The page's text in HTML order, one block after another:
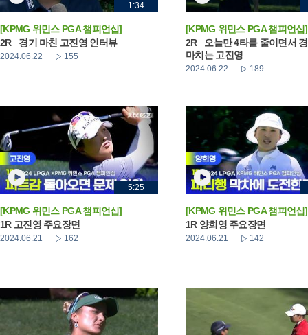
1:34
[KPMG 위민스 PGA 챔피언십]
2R_ 경기 마친 고진영 인터뷰
2024.06.22 155
[KPMG 위민스 PGA 챔피언십]
2R_ 오늘만 4타를 줄이면서
마치는 고진영
2024.06.22 189
5:25
[KPMG 위민스 PGA 챔피언십]
1R 고진영 주요장면
2024.06.21 162
[KPMG 위민스 PGA 챔피언십]
1R 양희영 주요장면
2024.06.21 142